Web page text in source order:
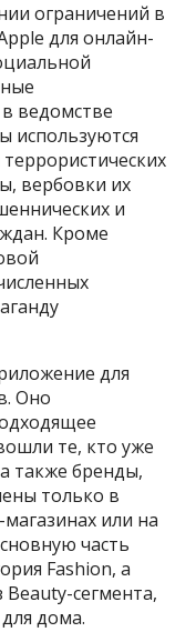
ограничений в
для онлайн-
ведомстве
используются
вербовки их
и
Кроме
для
Оно
те, кто уже
также бренды,
только в
или на
часть
Fashion, а
сегмента,
дома.